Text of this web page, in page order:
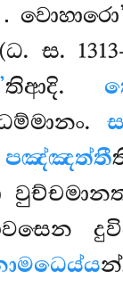
(ධ. ස.
තිආදි.
පඤ්ඤත්තී